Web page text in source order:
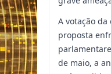
A votação
proposta
de maio, a